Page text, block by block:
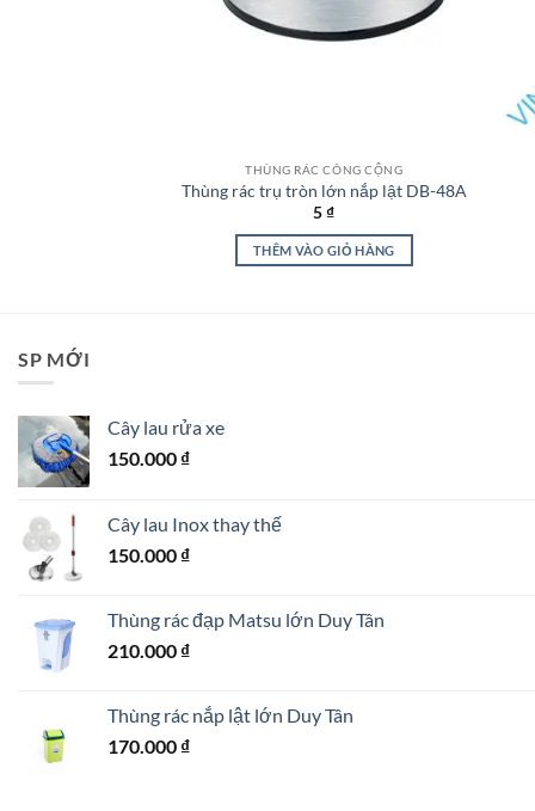
THÙNG RÁC CÔNG CỘNG
Thùng rác trụ tròn lớn nắp lật DB-48A
5₫
THÊM VÀO GIỎ HÀNG
SP MỚI
Cây lau rửa xe
150.000 ₫
Cây lau Inox thay thế
150.000 ₫
Thùng rác đạp Matsu lớn Duy Tân
210.000 ₫
Thùng rác nắp lật lớn Duy Tân
170.000 ₫